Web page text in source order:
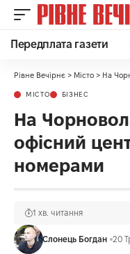
Передплата газети
Рівне Вечірнє > Місто > На
МІСТО БІЗНЕС
На
офісний
номерами
Слонець Богдан 20
1 хв. читання